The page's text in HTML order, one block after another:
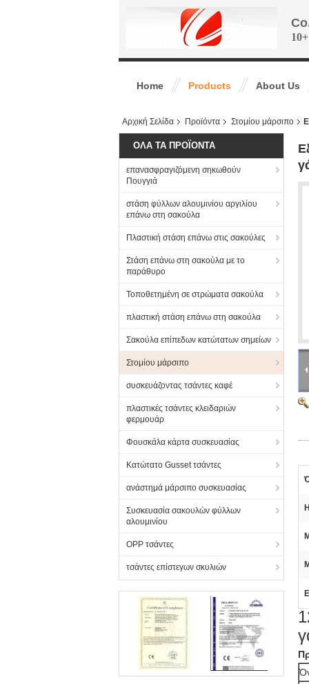
Home Products About Us
Αρχική Σελίδα Προϊόντα Στομίου μάρσιπο
ΌΛΑ ΤΑ ΠΡΟΪΌΝΤΑ
επανασφραγιζόμενη σηκωθούν
Πουγγιά
στάση φύλλων αλουμινίου αργιλίου
επάνω στη σακούλα
Πλαστική στάση επάνω στις σακούλες
Στάση επάνω στη σακούλα με το
παράθυρο
Τοποθετημένη σε στρώματα σακούλα
πλαστική στάση επάνω στη σακούλα
Σακούλα επίπεδων κατώτατων σημείων
Στομίου μάρσιπο
συσκευάζοντας τσάντες καφέ
πλαστικές τσάντες κλειδαριών
φερμουάρ
Φουσκάλα κάρτα συσκευασίας
Κατώτατο Gusset τσάντες
ανάστημά μάρσιπο συσκευασίας
Συσκευασία σακουλών φύλλων
αλουμινίου
OPP τσάντες
τσάντες επίστεγων σκυλιών